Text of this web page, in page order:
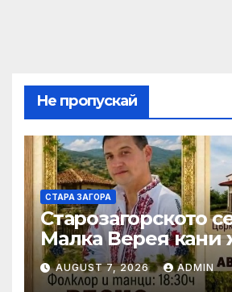
Не пропускай
СТАРА ЗАГОРА
Старозагорското
Малка Верея кани
и гости на
си събор
AUGUST 7, 2026 ADMIN